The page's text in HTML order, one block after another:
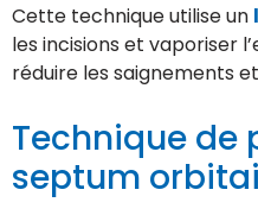
Cette technique utilise un
les incisions et vaporiser
réduire les saignements
Technique de
septum